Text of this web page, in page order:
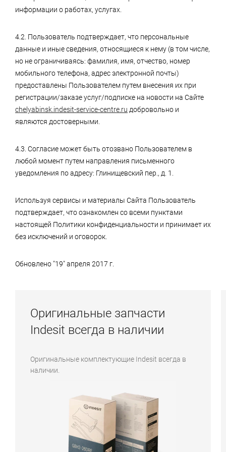
информации о работах, услугах.
4.2. Пользователь подтверждает, что персональные
данные и иные сведения, относящиеся к нему (в том числе,
но не ограничиваясь: фамилия, имя, отчество, номер
мобильного телефона, адрес электронной почты)
предоставлены Пользователем путем внесения их при
регистрации/заказе услуг/подписке на новости на Сайте
chelyabinsk.indesit-service-centre.ru добровольно и
являются достоверными.
4.3. Согласие может быть отозвано Пользователем в
любой момент путем направления письменного
уведомления по адресу: Глинищевский пер., д. 1.
Используя сервисы и материалы Сайта Пользователь
подтверждает, что ознакомлен со всеми пунктами
настоящей Политики конфиденциальности и принимает их
без исключений и оговорок.
Обновлено "19" апреля 2017 г.
Оригинальные запчасти
Indesit всегда в наличии
Оригинальные комплектующие Indesit всегда в
наличии.